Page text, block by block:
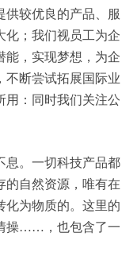
供较优良的产品、服
化；我们视员工为企
能，实现梦想，为企
不断尝试拓展国际业
用：同时我们关注公
息。一切科技产品都
的自然资源，唯有在
化为物质的。这里的
操……，也包含了一